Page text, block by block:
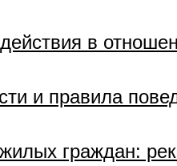
в
и правила
граждан: